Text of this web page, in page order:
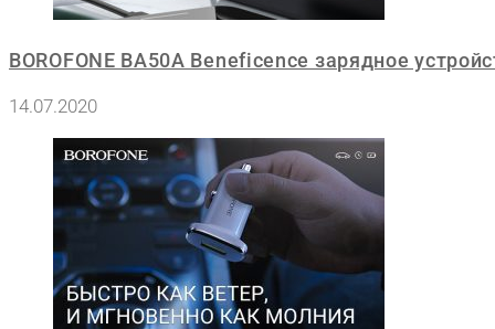
BOROFONE BA50A Beneficence зарядное
14.07.2020